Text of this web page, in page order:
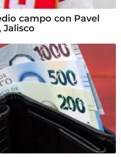
campo con Pavel
Jalisco